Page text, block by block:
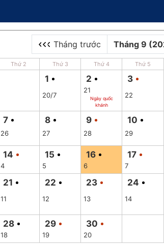
Tháng trước Tháng 9
Thứ 2 Thứ 3 Thứ 4 Thứ 5
1
20/7
2
21
Ngày quốc
khánh
3
22
7
26
8
27
9
28
10
29
14
4
15
5
16
6
17
7
21
11
22
12
23
13
24
14
28
18
29
19
30
20